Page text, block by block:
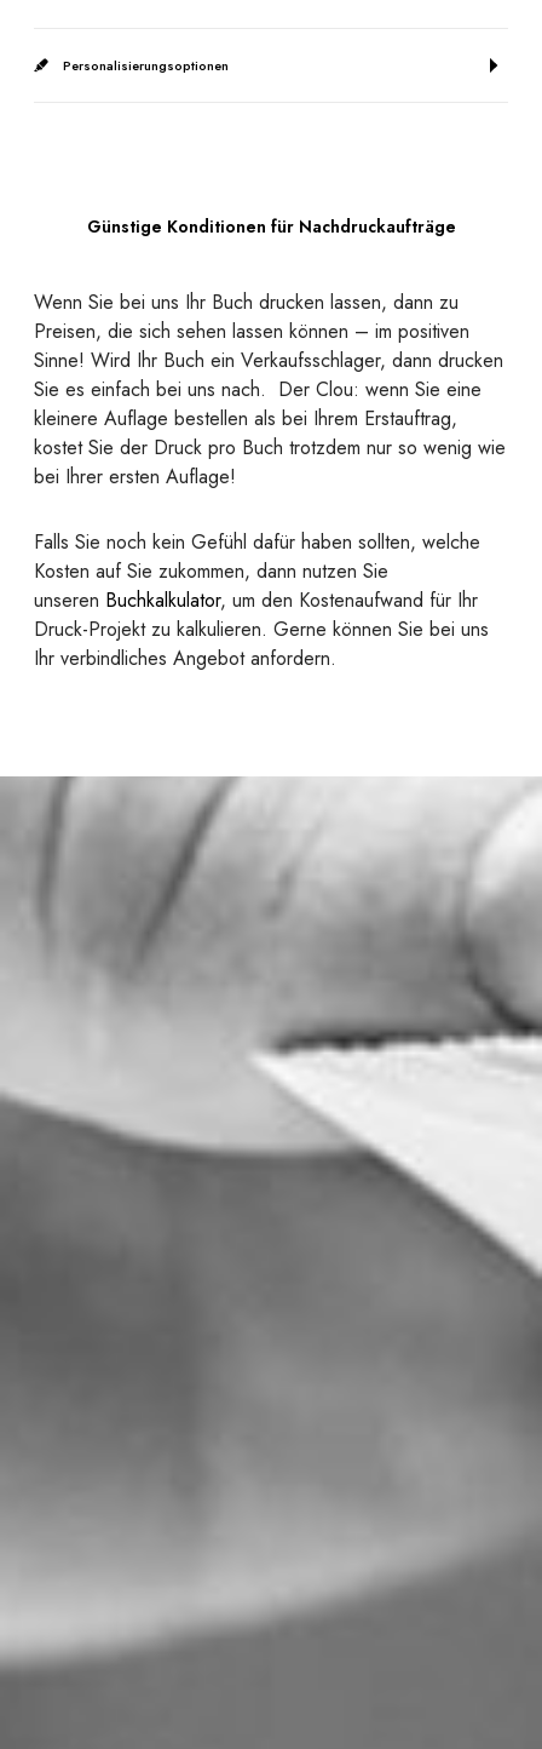
Personalisierungsoptionen
Günstige Konditionen für Nachdruckaufträge
Wenn Sie bei uns Ihr Buch drucken lassen, dann zu
Preisen, die sich sehen lassen können – im positiven
Sinne! Wird Ihr Buch ein Verkaufsschlager, dann drucken
Sie es einfach bei uns nach. Der Clou: wenn Sie eine
kleinere Auflage bestellen als bei Ihrem Erstauftrag,
kostet Sie der Druck pro Buch trotzdem nur so wenig wie
bei Ihrer ersten Auflage!
Falls Sie noch kein Gefühl dafür haben sollten, welche
Kosten auf Sie zukommen, dann nutzen Sie
unseren Buchkalkulator, um den Kostenaufwand für Ihr
Druck-Projekt zu kalkulieren. Gerne können Sie bei uns
Ihr verbindliches Angebot anfordern.